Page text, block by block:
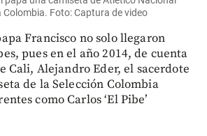
Foto: Captura de video
Francisco no solo llegaron
pues en el año 2014, de cuenta
Cali, Alejandro Eder, el sacerdote
de la Selección Colombia
como Carlos ‘El Pibe’